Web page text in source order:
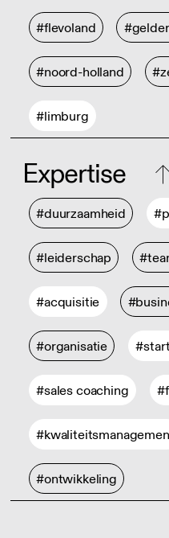
#flevoland
#noord-holland
#limburg
Expertise
#duurzaamheid
#leiderschap
#acquisitie
#organisatie
#sales coaching
#ontwikkeling